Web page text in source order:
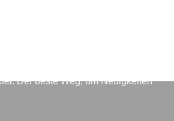
Der beste Weg, um Neuigkeiten